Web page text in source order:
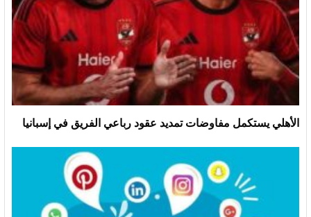
الأهلي يستكمل مفاوضات تمديد عقود رباعي الفريق في إسبانيا